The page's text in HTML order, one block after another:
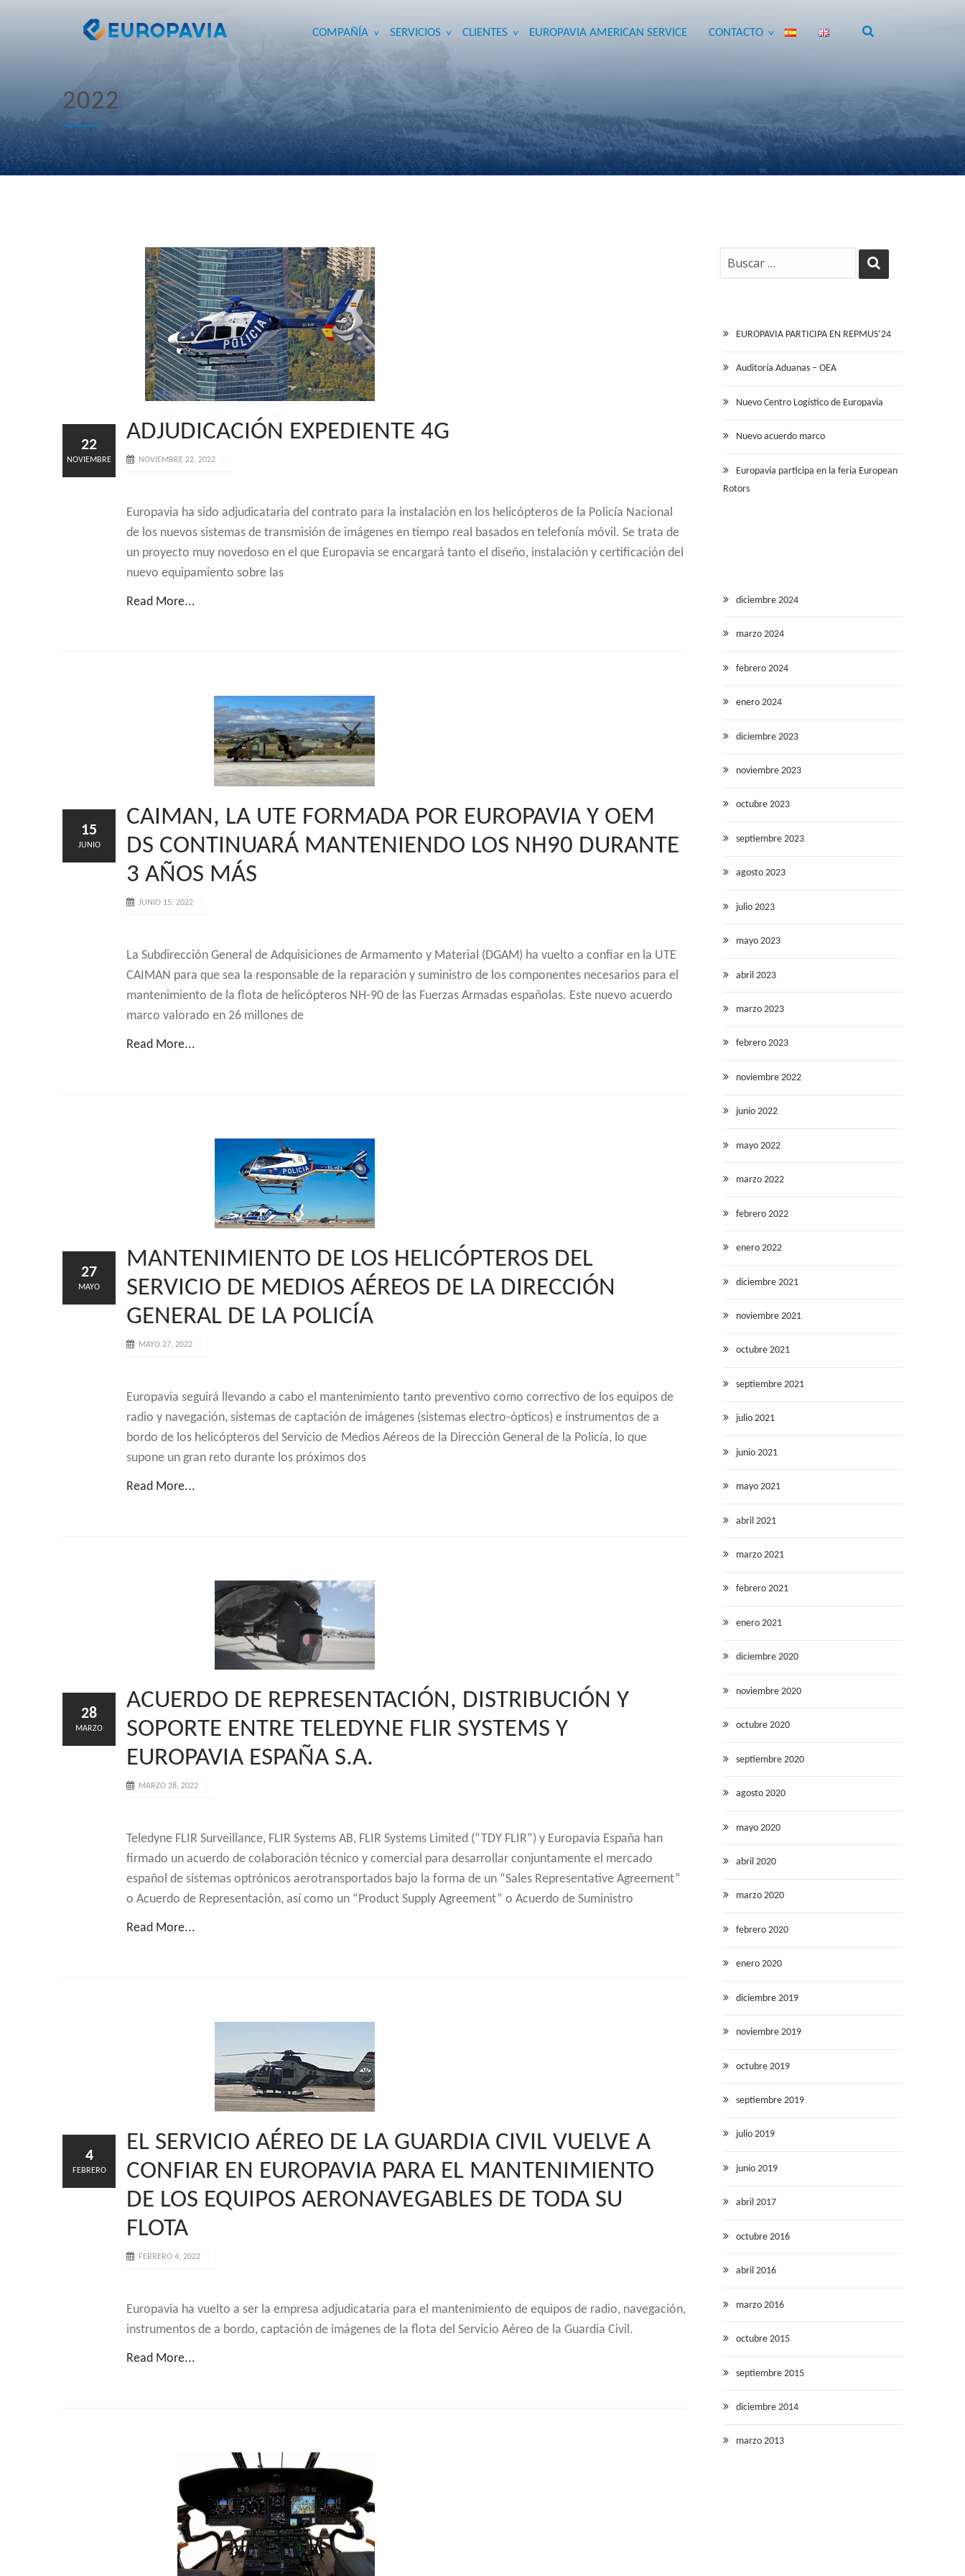
COMPAÑÍA > SERVICIOS > CLIENTES > EUROPAVIA AMERICAN SERVICE CONTACTO >
2022
ADJUDICACIÓN EXPEDIENTE 4G
NOVIEMBRE 22, 2022
Europavia ha sido adjudicataria del contrato para la instalación en los helicópteros de la Policía Nacional
de los nuevos sistemas de transmisión de imágenes en tiempo real basados en telefonía móvil. Se trata de
un proyecto muy novedoso en el que Europavia se encargará tanto el diseño, instalación y certificación del
nuevo equipamiento sobre las
Read More...
22
NOVIEMBRE
CAIMAN, LA UTE FORMADA POR EUROPAVIA Y OEM
DS CONTINUARÁ MANTENIENDO LOS NH90 DURANTE
3 AÑOS MÁS
JUNIO 15, 2022
La Subdirección General de Adquisiciones de Armamento y Material (DGAM) ha vuelto a confiar en la UTE
CAIMAN para que sea la responsable de la reparación y suministro de los componentes necesarios para el
mantenimiento de la flota de helicópteros NH-90 de las Fuerzas Armadas españolas. Este nuevo acuerdo
marco valorado en 26 millones de
Read More...
15
JUNIO
MANTENIMIENTO DE LOS HELICÓPTEROS DEL
SERVICIO DE MEDIOS AÉREOS DE LA DIRECCIÓN
GENERAL DE LA POLICÍA
MAYO 27, 2022
Europavia seguirá llevando a cabo el mantenimiento tanto preventivo como correctivo de los equipos de
radio y navegación, sistemas de captación de imágenes (sistemas electro-ópticos) e instrumentos de a
bordo de los helicópteros del Servicio de Medios Aéreos de la Dirección General de la Policía, lo que
supone un gran reto durante los próximos dos
Read More...
27
MAYO
ACUERDO DE REPRESENTACIÓN, DISTRIBUCIÓN Y
SOPORTE ENTRE TELEDYNE FLIR SYSTEMS Y
EUROPAVIA ESPAÑA S.A.
MARZO 28, 2022
Teledyne FLIR Surveillance, FLIR Systems AB, FLIR Systems Limited (“TDY FLIR”) y Europavia España han
firmado un acuerdo de colaboración técnico y comercial para desarrollar conjuntamente el mercado
español de sistemas optrónicos aerotransportados bajo la forma de un “Sales Representative Agreement”
o Acuerdo de Representación, así como un “Product Supply Agreement” o Acuerdo de Suministro
Read More...
28
MARZO
EL SERVICIO AÉREO DE LA GUARDIA CIVIL VUELVE A
CONFIAR EN EUROPAVIA PARA EL MANTENIMIENTO
DE LOS EQUIPOS AERONAVEGABLES DE TODA SU
FLOTA
FEBRERO 4, 2022
Europavia ha vuelto a ser la empresa adjudicataria para el mantenimiento de equipos de radio, navegación,
instrumentos de a bordo, captación de imágenes de la flota del Servicio Aéreo de la Guardia Civil.
Read More...
4
FEBRERO
EUROPAVIA PARTICIPA EN REPMUS’24
Auditoría Aduanas – OEA
Nuevo Centro Logístico de Europavia
Nuevo acuerdo marco
Europavia participa en la feria European
Rotors
diciembre 2024
marzo 2024
febrero 2024
enero 2024
diciembre 2023
noviembre 2023
octubre 2023
septiembre 2023
agosto 2023
julio 2023
mayo 2023
abril 2023
marzo 2023
febrero 2023
noviembre 2022
junio 2022
mayo 2022
marzo 2022
febrero 2022
enero 2022
diciembre 2021
noviembre 2021
octubre 2021
septiembre 2021
julio 2021
junio 2021
mayo 2021
abril 2021
marzo 2021
febrero 2021
enero 2021
diciembre 2020
noviembre 2020
octubre 2020
septiembre 2020
agosto 2020
mayo 2020
abril 2020
marzo 2020
febrero 2020
enero 2020
diciembre 2019
noviembre 2019
octubre 2019
septiembre 2019
julio 2019
junio 2019
abril 2017
octubre 2016
abril 2016
marzo 2016
octubre 2015
septiembre 2015
diciembre 2014
marzo 2013